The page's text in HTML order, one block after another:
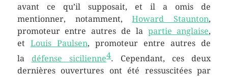
avant ce qu’il supposait, et il a omis de
mentionner, notamment,Howard Staunton,
promoteur entre autres de la partie anglaise,
et Louis Paulsen, promoteur entre autres de
la défense sicilienne4. Cependant, ces deux
dernières ouvertures ont été ressuscitées par